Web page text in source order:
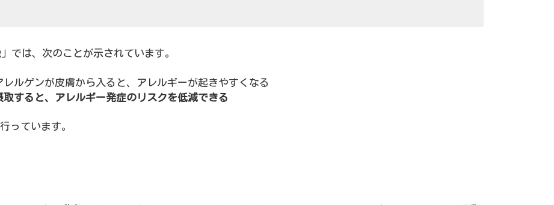
では、次のことが示されています。
ルゲンが皮膚から入ると、アレルギーが起きやすくなる
すると、アレルギー発症のリスクを低減できる
っています。